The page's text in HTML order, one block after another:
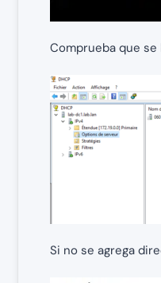
Comprueba que
Si no se agrega